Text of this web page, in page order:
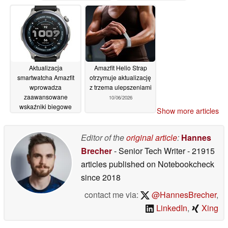
18/06/2026
16/06/2026
Aktualizacja
smartwatcha Amazfit
wprowadza
zaawansowane
wskaźniki biegowe
Amazfit Helio Strap
otrzymuje aktualizację
z trzema ulepszeniami
10/06/2026
Show more articles
Editor of theoriginal article: Hannes
Brecher- Senior Tech Writer- 21915
articles published on Notebookcheck
since 2018
contact me via:
@HannesBrecher,
LinkedIn, Xing